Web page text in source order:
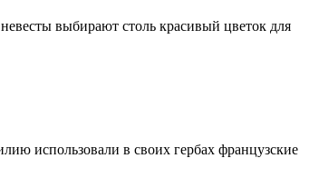
выбирают столь красивый цветок для
использовали в своих гербах французские